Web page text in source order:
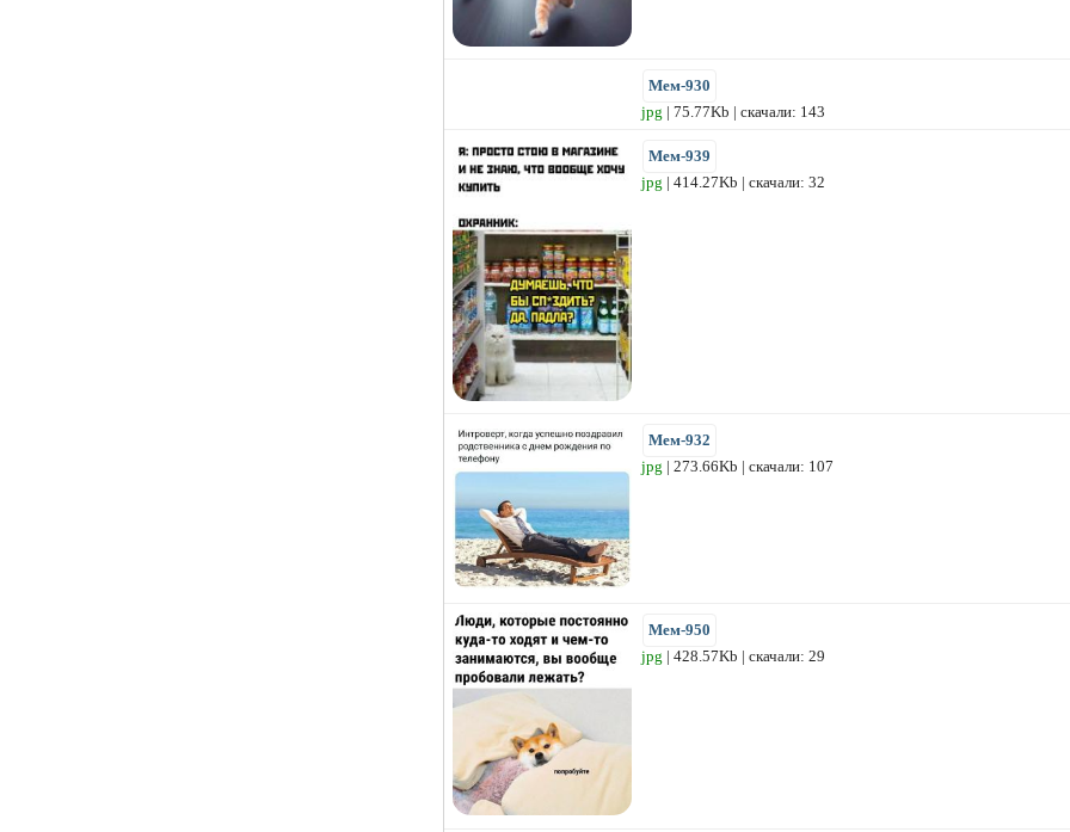
Мем-930
jpg | 75.77Kb | скачали: 143
Мем-939
jpg | 414.27Kb | скачали: 32
Мем-932
jpg | 273.66Kb | скачали: 107
Мем-950
jpg | 428.57Kb | скачали: 29